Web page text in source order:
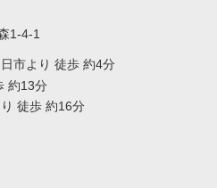
1-4-1
市より 徒歩 約4分
約13分
徒歩 約16分